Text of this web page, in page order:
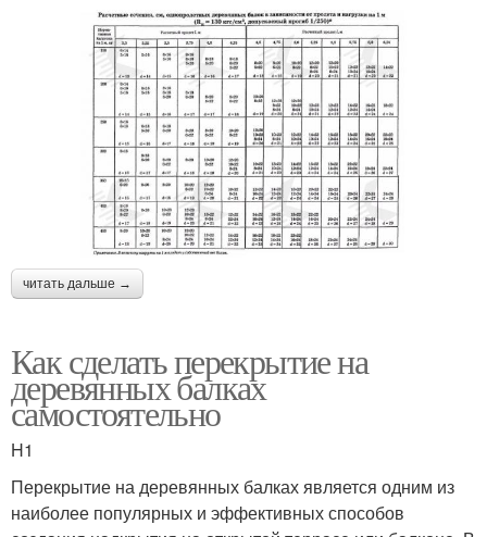
читать дальше →
Как сделать перекрытие на
деревянных балках
самостоятельно
H1
Перекрытие на деревянных балках является одним из
наиболее популярных и эффективных способов